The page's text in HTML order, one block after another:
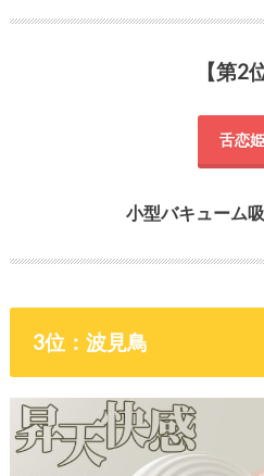
【第2
舌恋姫
小型バキューム
3位：波見鳥